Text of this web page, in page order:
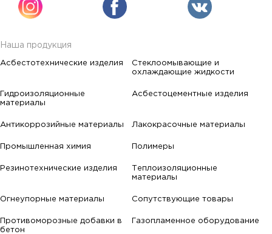
Наша продукция
Асбестотехнические изделия
Стеклоомывающие и
охлаждающие жидкости
Гидроизоляционные
материалы
Асбестоцементные изделия
Антикоррозийные материалы Лакокрасочные материалы
Промышленная химия Полимеры
Резинотехнические изделия
Теплоизоляционные
материалы
Огнеупорные материалы Сопутствующие товары
Противоморозные добавки в
бетон
Газопламенное оборудование